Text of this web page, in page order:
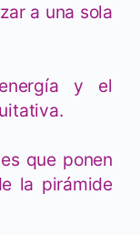
a una sola
y el
que ponen
la pirámide